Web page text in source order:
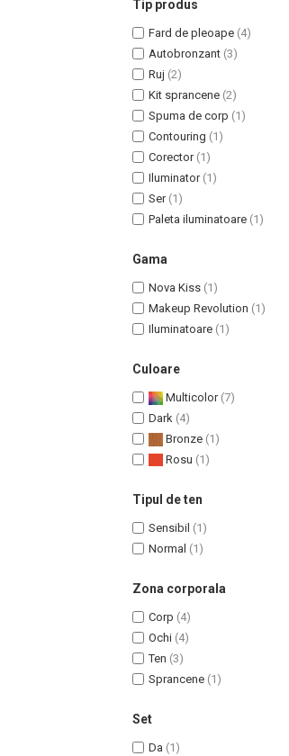
Uleiuri Unghii / Cuticule
Masaj Facial si Drenaj Limfatic
Tip produs
Fard de pleoape (4)
Autobronzant (3)
Ruj (2)
Kit sprancene (2)
Spuma de corp (1)
Contouring (1)
Corector (1)
Iluminator (1)
Ser (1)
Paleta iluminatoare (1)
Gama
Nova Kiss (1)
Makeup Revolution (1)
Iluminatoare (1)
Culoare
Multicolor (7)
Dark (4)
Bronze (1)
Rosu (1)
Tipul de ten
Sensibil (1)
Normal (1)
Zona corporala
Corp (4)
Ochi (4)
Ten (3)
Sprancene (1)
Set
Da (1)